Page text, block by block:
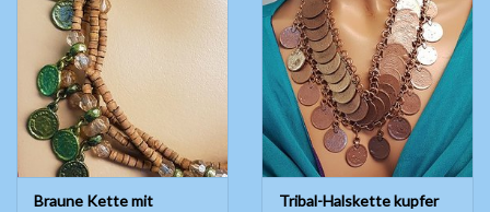
Braune Kette mit
Tribal-Halskette kupfer